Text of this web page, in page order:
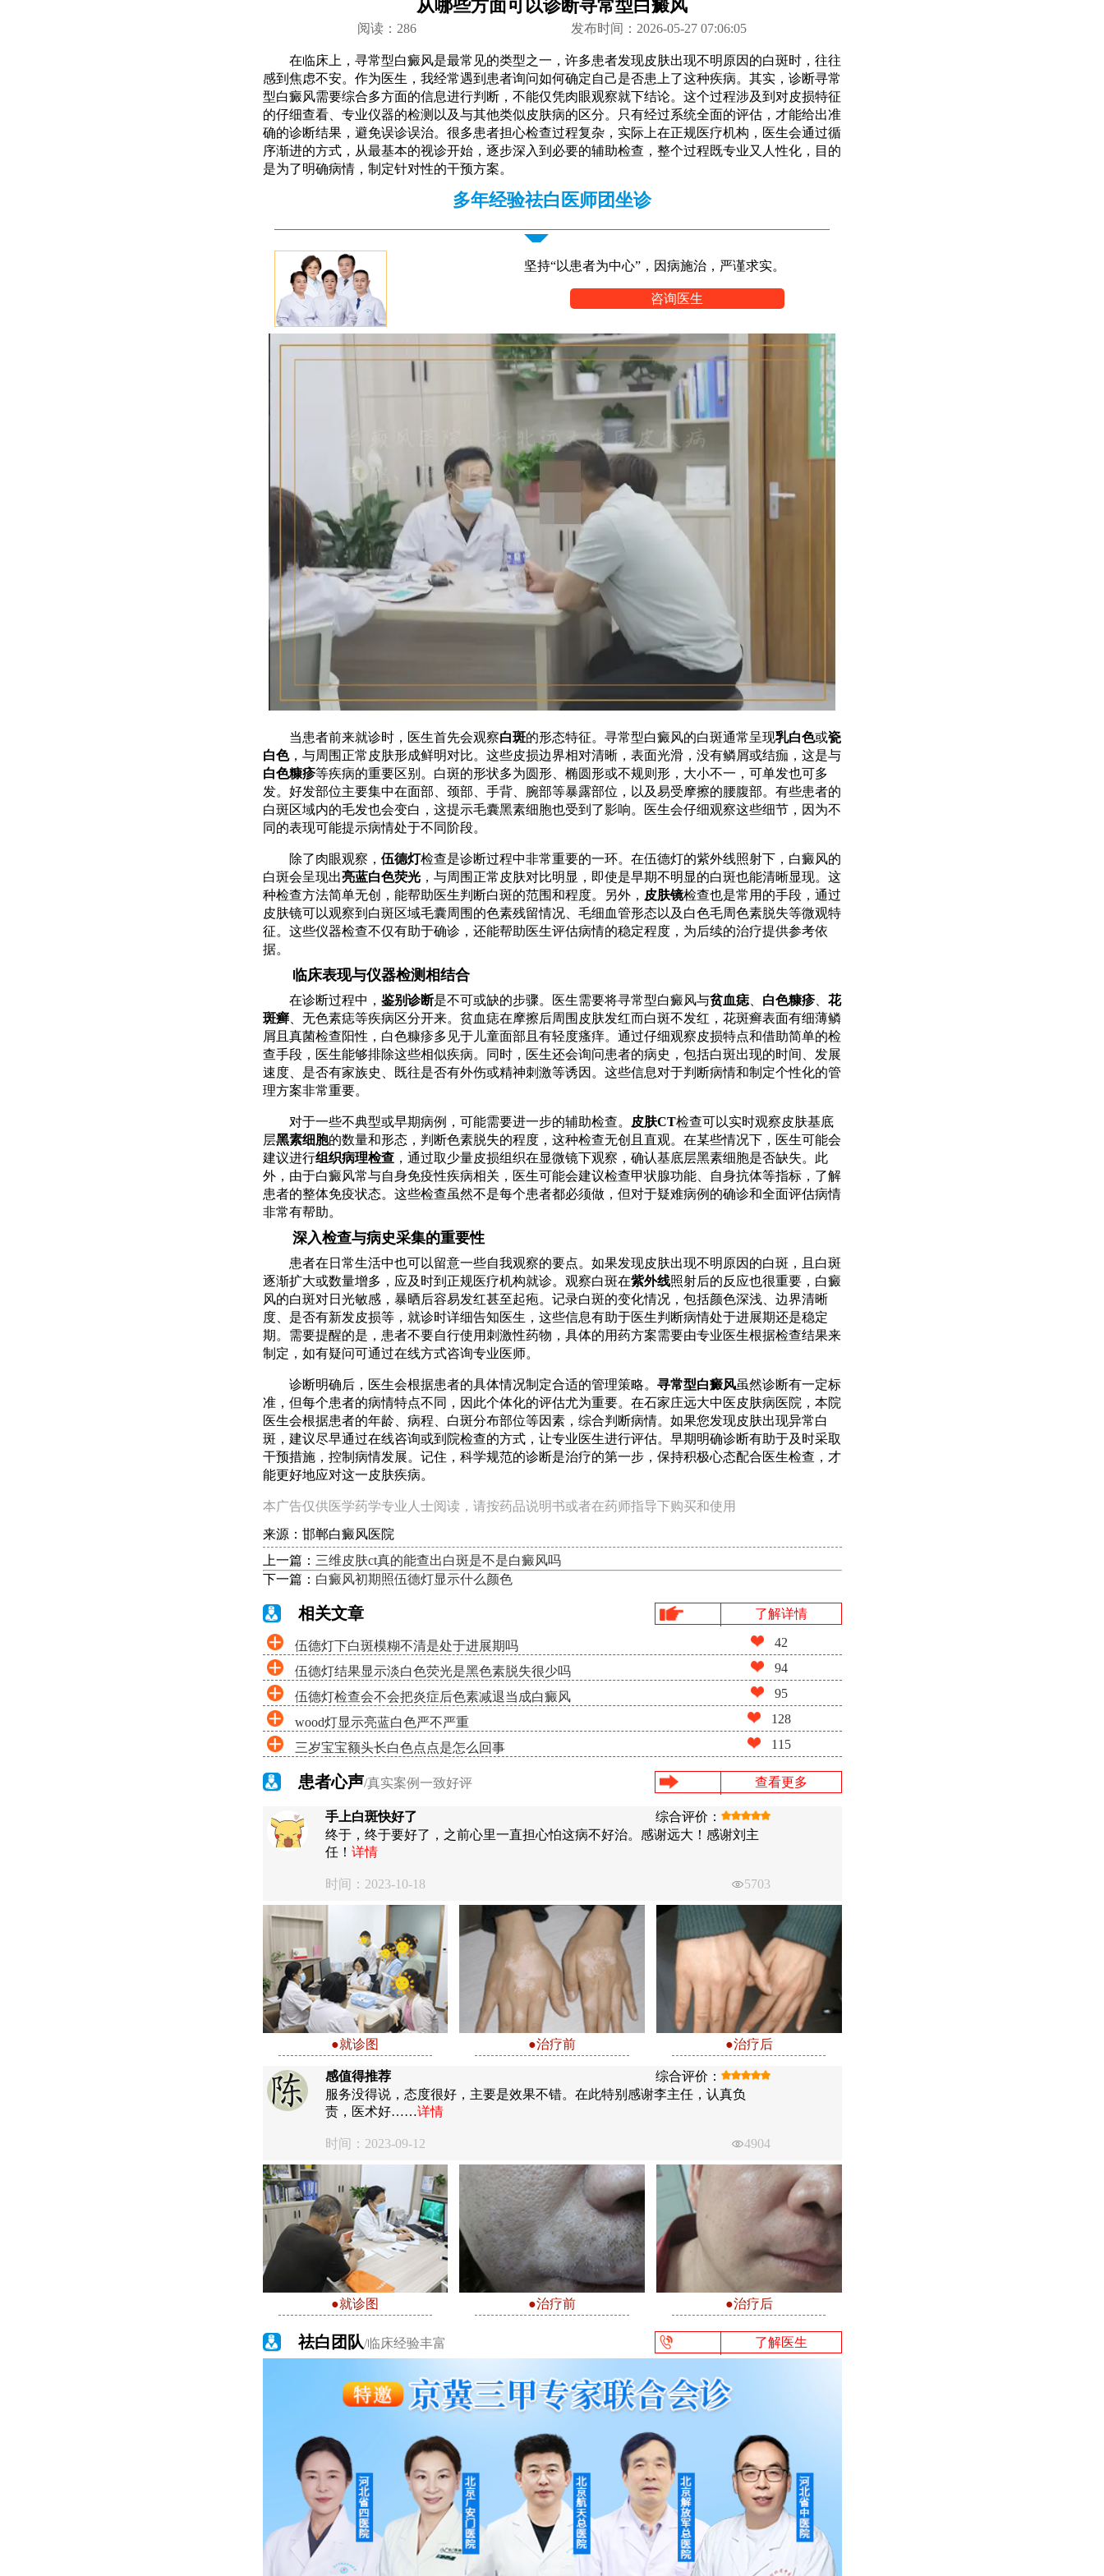
从哪些方面可以诊断寻常型白癜风
阅读： 286 发布时间：2026-05-27 07:06:05
在临床上，寻常型白癜风是最常见的类型之一，许多患者发现皮肤出现不明原因的白斑时，往往
感到焦虑不安。作为医生，我经常遇到患者询问如何确定自己是否患上了这种疾病。其实，诊断寻常
型白癜风需要综合多方面的信息进行判断，不能仅凭肉眼观察就下结论。这个过程涉及到对皮损特征
的仔细查看、专业仪器的检测以及与其他类似皮肤病的区分。只有经过系统全面的评估，才能给出准
确的诊断结果，避免误诊误治。很多患者担心检查过程复杂，实际上在正规医疗机构，医生会通过循
序渐进的方式，从最基本的视诊开始，逐步深入到必要的辅助检查，整个过程既专业又人性化，目的
是为了明确病情，制定针对性的干预方案。
多年经验祛白医师团坐诊
坚持“以患者为中心”，因病施治，严谨求实。
咨询医生
当患者前来就诊时，医生首先会观察白斑的形态特征。寻常型白癜风的白斑通常呈现乳白色或瓷
白色，与周围正常皮肤形成鲜明对比。这些皮损边界相对清晰，表面光滑，没有鳞屑或结痂，这是与
白色糠疹等疾病的重要区别。白斑的形状多为圆形、椭圆形或不规则形，大小不一，可单发也可多
发。好发部位主要集中在面部、颈部、手背、腕部等暴露部位，以及易受摩擦的腰腹部。有些患者的
白斑区域内的毛发也会变白，这提示毛囊黑素细胞也受到了影响。医生会仔细观察这些细节，因为不
同的表现可能提示病情处于不同阶段。
除了肉眼观察， 伍德灯检查是诊断过程中非常重要的一环。在伍德灯的紫外线照射下，白癜风的
白斑会呈现出亮蓝白色荧光，与周围正常皮肤对比明显，即使是早期不明显的白斑也能清晰显现。这
种检查方法简单无创，能帮助医生判断白斑的范围和程度。另外， 皮肤镜检查也是常用的手段，通过
皮肤镜可以观察到白斑区域毛囊周围的色素残留情况、毛细血管形态以及白色毛周色素脱失等微观特
征。这些仪器检查不仅有助于确诊，还能帮助医生评估病情的稳定程度，为后续的治疗提供参考依
据。
临床表现与仪器检测相结合
在诊断过程中， 鉴别诊断是不可或缺的步骤。医生需要将寻常型白癜风与贫血痣、 白色糠疹、 花
斑癣、无色素痣等疾病区分开来。贫血痣在摩擦后周围皮肤发红而白斑不发红，花斑癣表面有细薄鳞
屑且真菌检查阳性，白色糠疹多见于儿童面部且有轻度瘙痒。通过仔细观察皮损特点和借助简单的检
查手段，医生能够排除这些相似疾病。同时，医生还会询问患者的病史，包括白斑出现的时间、发展
速度、是否有家族史、既往是否有外伤或精神刺激等诱因。这些信息对于判断病情和制定个性化的管
理方案非常重要。
对于一些不典型或早期病例，可能需要进一步的辅助检查。 皮肤CT检查可以实时观察皮肤基底
层黑素细胞的数量和形态，判断色素脱失的程度，这种检查无创且直观。在某些情况下，医生可能会
建议进行组织病理检查，通过取少量皮损组织在显微镜下观察，确认基底层黑素细胞是否缺失。此
外，由于白癜风常与自身免疫性疾病相关，医生可能会建议检查甲状腺功能、自身抗体等指标，了解
患者的整体免疫状态。这些检查虽然不是每个患者都必须做，但对于疑难病例的确诊和全面评估病情
非常有帮助。
深入检查与病史采集的重要性
患者在日常生活中也可以留意一些自我观察的要点。如果发现皮肤出现不明原因的白斑，且白斑
逐渐扩大或数量增多，应及时到正规医疗机构就诊。观察白斑在紫外线照射后的反应也很重要，白癜
风的白斑对日光敏感，暴晒后容易发红甚至起疱。记录白斑的变化情况，包括颜色深浅、边界清晰
度、是否有新发皮损等，就诊时详细告知医生，这些信息有助于医生判断病情处于进展期还是稳定
期。需要提醒的是，患者不要自行使用刺激性药物，具体的用药方案需要由专业医生根据检查结果来
制定，如有疑问可通过在线方式咨询专业医师。
诊断明确后，医生会根据患者的具体情况制定合适的管理策略。 寻常型白癜风虽然诊断有一定标
准，但每个患者的病情特点不同，因此个体化的评估尤为重要。在石家庄远大中医皮肤病医院，本院
医生会根据患者的年龄、病程、白斑分布部位等因素，综合判断病情。如果您发现皮肤出现异常白
斑，建议尽早通过在线咨询或到院检查的方式，让专业医生进行评估。早期明确诊断有助于及时采取
干预措施，控制病情发展。记住，科学规范的诊断是治疗的第一步，保持积极心态配合医生检查，才
能更好地应对这一皮肤疾病。
本广告仅供医学药学专业人士阅读，请按药品说明书或者在药师指导下购买和使用
来源：邯郸白癜风医院
上一篇： 三维皮肤ct真的能查出白斑是不是白癜风吗
下一篇： 白癜风初期照伍德灯显示什么颜色
相关文章 了解详情
伍德灯下白斑模糊不清是处于进展期吗 42
伍德灯结果显示淡白色荧光是黑色素脱失很少吗 94
伍德灯检查会不会把炎症后色素减退当成白癜风 95
wood灯显示亮蓝白色严不严重 128
三岁宝宝额头长白色点点是怎么回事 115
患者心声/真实案例一致好评 查看更多
手上白斑快好了
综合评价：
终于，终于要好了，之前心里一直担心怕这病不好治。感谢远大！感谢刘主
任！ 详情
时间：2023-10-18 5703
●就诊图 ●治疗前 ●治疗后
感值得推荐
综合评价：
服务没得说，态度很好，主要是效果不错。在此特别感谢李主任，认真负
责，医术好……详情
时间：2023-09-12 4904
●就诊图 ●治疗前 ●治疗后
祛白团队/临床经验丰富 了解医生